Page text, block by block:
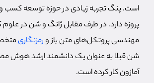
است. پنگ تجربه زیادی در حوزه توسعه کسب و
پروزه دارد. در طرف مقابل ژانگ و شن در علوم
مهندسی پروتکل‌های متن باز ورمزنگاری
شن قبلا به عنوان یک دانشمند ارشد هوش
آمازون کار کرده است.